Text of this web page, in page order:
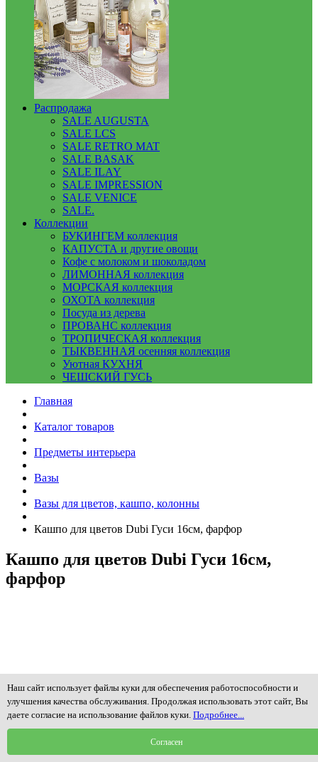
Распродажа
SALE AUGUSTA
SALE LCS
SALE RETRO MAT
SALE BASAK
SALE ILAY
SALE IMPRESSION
SALE VENICE
SALE.
Коллекции
БУКИНГЕМ коллекция
КАПУСТА и другие овощи
Кофе с молоком и шоколадом
ЛИМОННАЯ коллекция
МОРСКАЯ коллекция
ОХОТА коллекция
Посуда из дерева
ПРОВАНС коллекция
ТРОПИЧЕСКАЯ коллекция
ТЫКВЕННАЯ осенняя коллекция
Уютная КУХНЯ
ЧЕШСКИЙ ГУСЬ
Главная
Каталог товаров
Предметы интерьера
Вазы
Вазы для цветов, кашпо, колонны
Кашпо для цветов Dubi Гуси 16см, фарфор
Кашпо для цветов Dubi Гуси 16см,
фарфор
Наш сайт использует файлы куки для обеспечения работоспособности и
улучшения качества обслуживания. Продолжая использовать этот сайт, Вы
даете согласие на использование файлов куки. Подробнее...
Согласен